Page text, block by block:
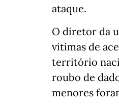
ataque.
O diretor da
vítimas de
território
roubo de
menores